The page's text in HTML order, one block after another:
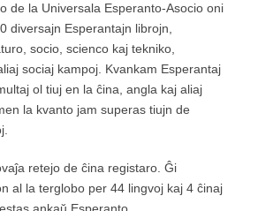
de la Universala Esperanto-Asocio oni
diversajn Esperantajn librojn,
socio, scienco kaj tekniko,
sociaj kampoj. Kvankam Esperantaj
ol tiuj en la ĉina, angla kaj aliaj
la kvanto jam superas tiujn de
retejo de ĉina registaro. Ĝi
al la terglobo per 44 lingvoj kaj 4 ĉinaj